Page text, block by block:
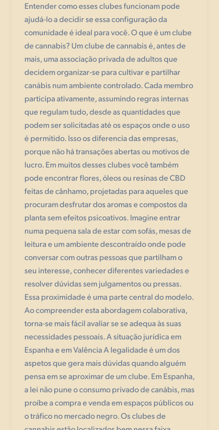
Entender como esses clubes funcionam pode
ajudá-lo a decidir se essa configuração da
comunidade é ideal para você. O que é um clube
de cannabis? Um clube de cannabis é, antes de
mais, uma associação privada de adultos que
decidem organizar-se para cultivar e partilhar
canábis num ambiente controlado. Cada membro
participa ativamente, assumindo regras internas
que regulam tudo, desde as quantidades que
podem ser solicitadas até os espaços onde o uso
é permitido. Isso os diferencia das empresas,
porque não há transações abertas ou motivos de
lucro. Em muitos desses clubes você também
pode encontrar flores, óleos ou resinas de CBD
feitas de cânhamo, projetadas para aqueles que
procuram desfrutar dos aromas e compostos da
planta sem efeitos psicoativos. Imagine entrar
numa pequena sala de estar com sofás, mesas de
leitura e um ambiente descontraído onde pode
conversar com outras pessoas que partilham o
seu interesse, conhecer diferentes variedades e
resolver dúvidas sem julgamentos ou pressas.
Essa proximidade é uma parte central do modelo.
Ao compreender esta abordagem colaborativa,
torna-se mais fácil avaliar se se adequa às suas
necessidades pessoais. A situação jurídica em
Espanha e em Valência A legalidade é um dos
aspetos que gera mais dúvidas quando alguém
pensa em se aproximar de um clube. Em Espanha,
a lei não pune o consumo privado de canábis, mas
proíbe a compra e venda em espaços públicos ou
o tráfico no mercado negro. Os clubes de